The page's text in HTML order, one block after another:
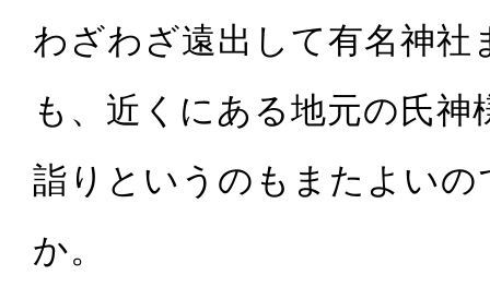
わざわざ遠出して有名神
も、近くにある地元の氏
詣りというのもまたよい
か。